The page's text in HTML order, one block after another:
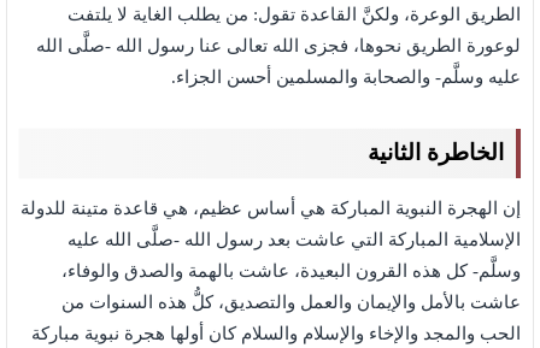
الطريق الوعرة، ولكنَّ القاعدة تقول: من يطلب الغاية لا يلتفت
لوعورة الطريق نحوها، فجزى الله تعالى عنا رسول الله -صلَّى الله
عليه وسلَّم- والصحابة والمسلمين أحسن الجزاء.
الخاطرة الثانية
إن الهجرة النبوية المباركة هي أساس عظيم، هي قاعدة متينة للدولة
الإسلامية المباركة التي عاشت بعد رسول الله -صلَّى الله عليه
وسلَّم- كل هذه القرون البعيدة، عاشت بالهمة والصدق والوفاء،
عاشت بالأمل والإيمان والعمل والتصديق، كلُّ هذه السنوات من
الحب والمجد والإخاء والإسلام والسلام كان أولها هجرة نبوية مباركة